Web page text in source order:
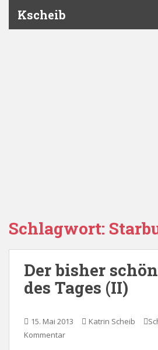
Kscheib
Schlagwort:
Der bisher
des Tages (II)
15. Mai 2013 Katrin Scheib
Kommentar